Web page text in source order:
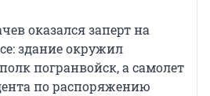
оказался заперт на
здание окружил
погранвойск, а самолет
по распоряжению